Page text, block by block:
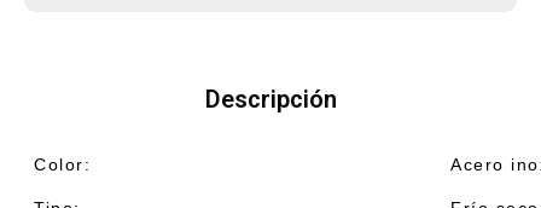
Descripción
Color: Acero